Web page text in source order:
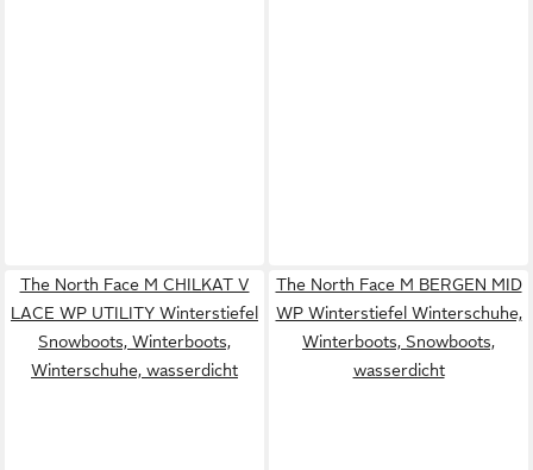
The North Face M CHILKAT V
LACE WP UTILITY Winterstiefel
Snowboots, Winterboots,
Winterschuhe, wasserdicht
The North Face M BERGEN MID
WP Winterstiefel Winterschuhe,
Winterboots, Snowboots,
wasserdicht